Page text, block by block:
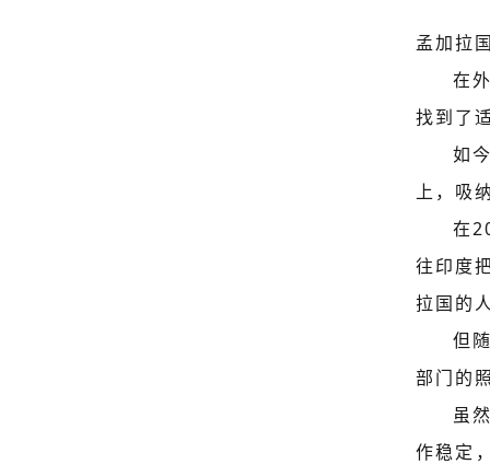
孟加拉
在
找到了
如
上，吸
在
往印度
拉国的
但
部门的
虽
作稳定